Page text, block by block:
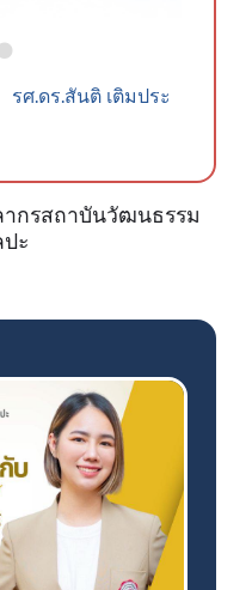
รศ.ดร.สันติ เติมประ
กรสถาบันวัฒนธรรม
ะ